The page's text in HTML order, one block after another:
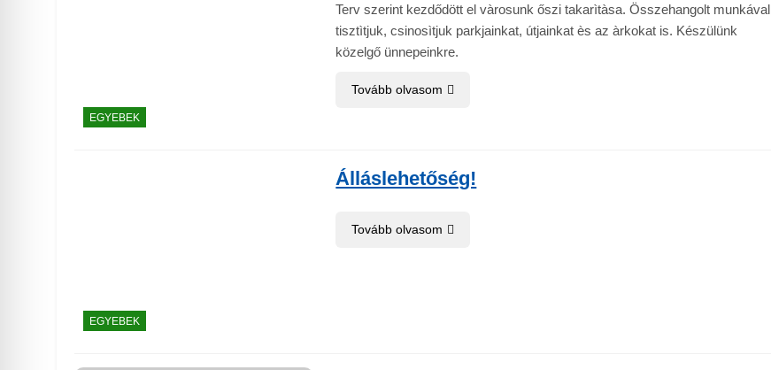
EGYEBEK
Terv szerint kezdődött el vàrosunk őszi takarìtàsa. Összehangolt munkával
tisztìtjuk, csinosìtjuk parkjainkat, útjainkat ès az àrkokat is. Készülünk
közelgő ünnepeinkre.
Tovább olvasom
EGYEBEK
Álláslehetőség!
Tovább olvasom